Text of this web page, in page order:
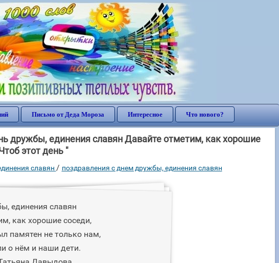
Письмо от Деда Мороза Интересное Что нового?
дружбы, единения славян Давайте отметим, как хорошие
этот день "
славян / поздравления с днем дружбы, единения славян
единения славян
как хорошие соседи,
памятен не только нам,
о нём и наши дети.